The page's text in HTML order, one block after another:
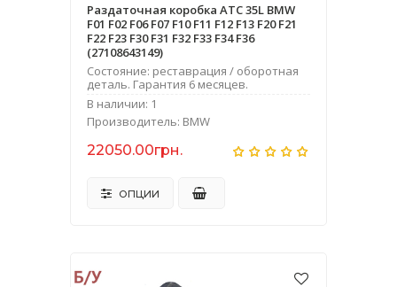
Раздаточная коробка ATC 35L BMW
F01 F02 F06 F07 F10 F11 F12 F13 F20 F21
F22 F23 F30 F31 F32 F33 F34 F36
(27108643149)
Состояние: реставрация / оборотная
деталь. Гарантия 6 месяцев.
В наличии: 1
Производитель: BMW
22050.00грн.
ОПЦИИ